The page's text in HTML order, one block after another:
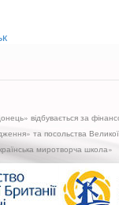
відбувається за
та посольства Великої
миротворча школа»